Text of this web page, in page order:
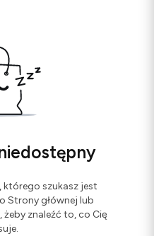
którego szukasz jest
Strony głównej lub
znaleźć to, co Cię